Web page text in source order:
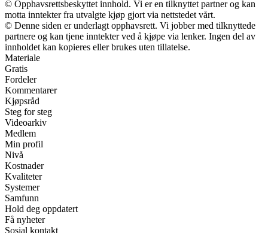
© Opphavsrettsbeskyttet innhold. Vi er en tilknyttet partner og kan
motta inntekter fra utvalgte kjøp gjort via nettstedet vårt.
© Denne siden er underlagt opphavsrett. Vi jobber med tilknyttede
partnere og kan tjene inntekter ved å kjøpe via lenker. Ingen del av
innholdet kan kopieres eller brukes uten tillatelse.
Materiale
Gratis
Fordeler
Kommentarer
Kjøpsråd
Steg for steg
Videoarkiv
Medlem
Min profil
Nivå
Kostnader
Kvaliteter
Systemer
Samfunn
Hold deg oppdatert
Få nyheter
Sosial kontakt